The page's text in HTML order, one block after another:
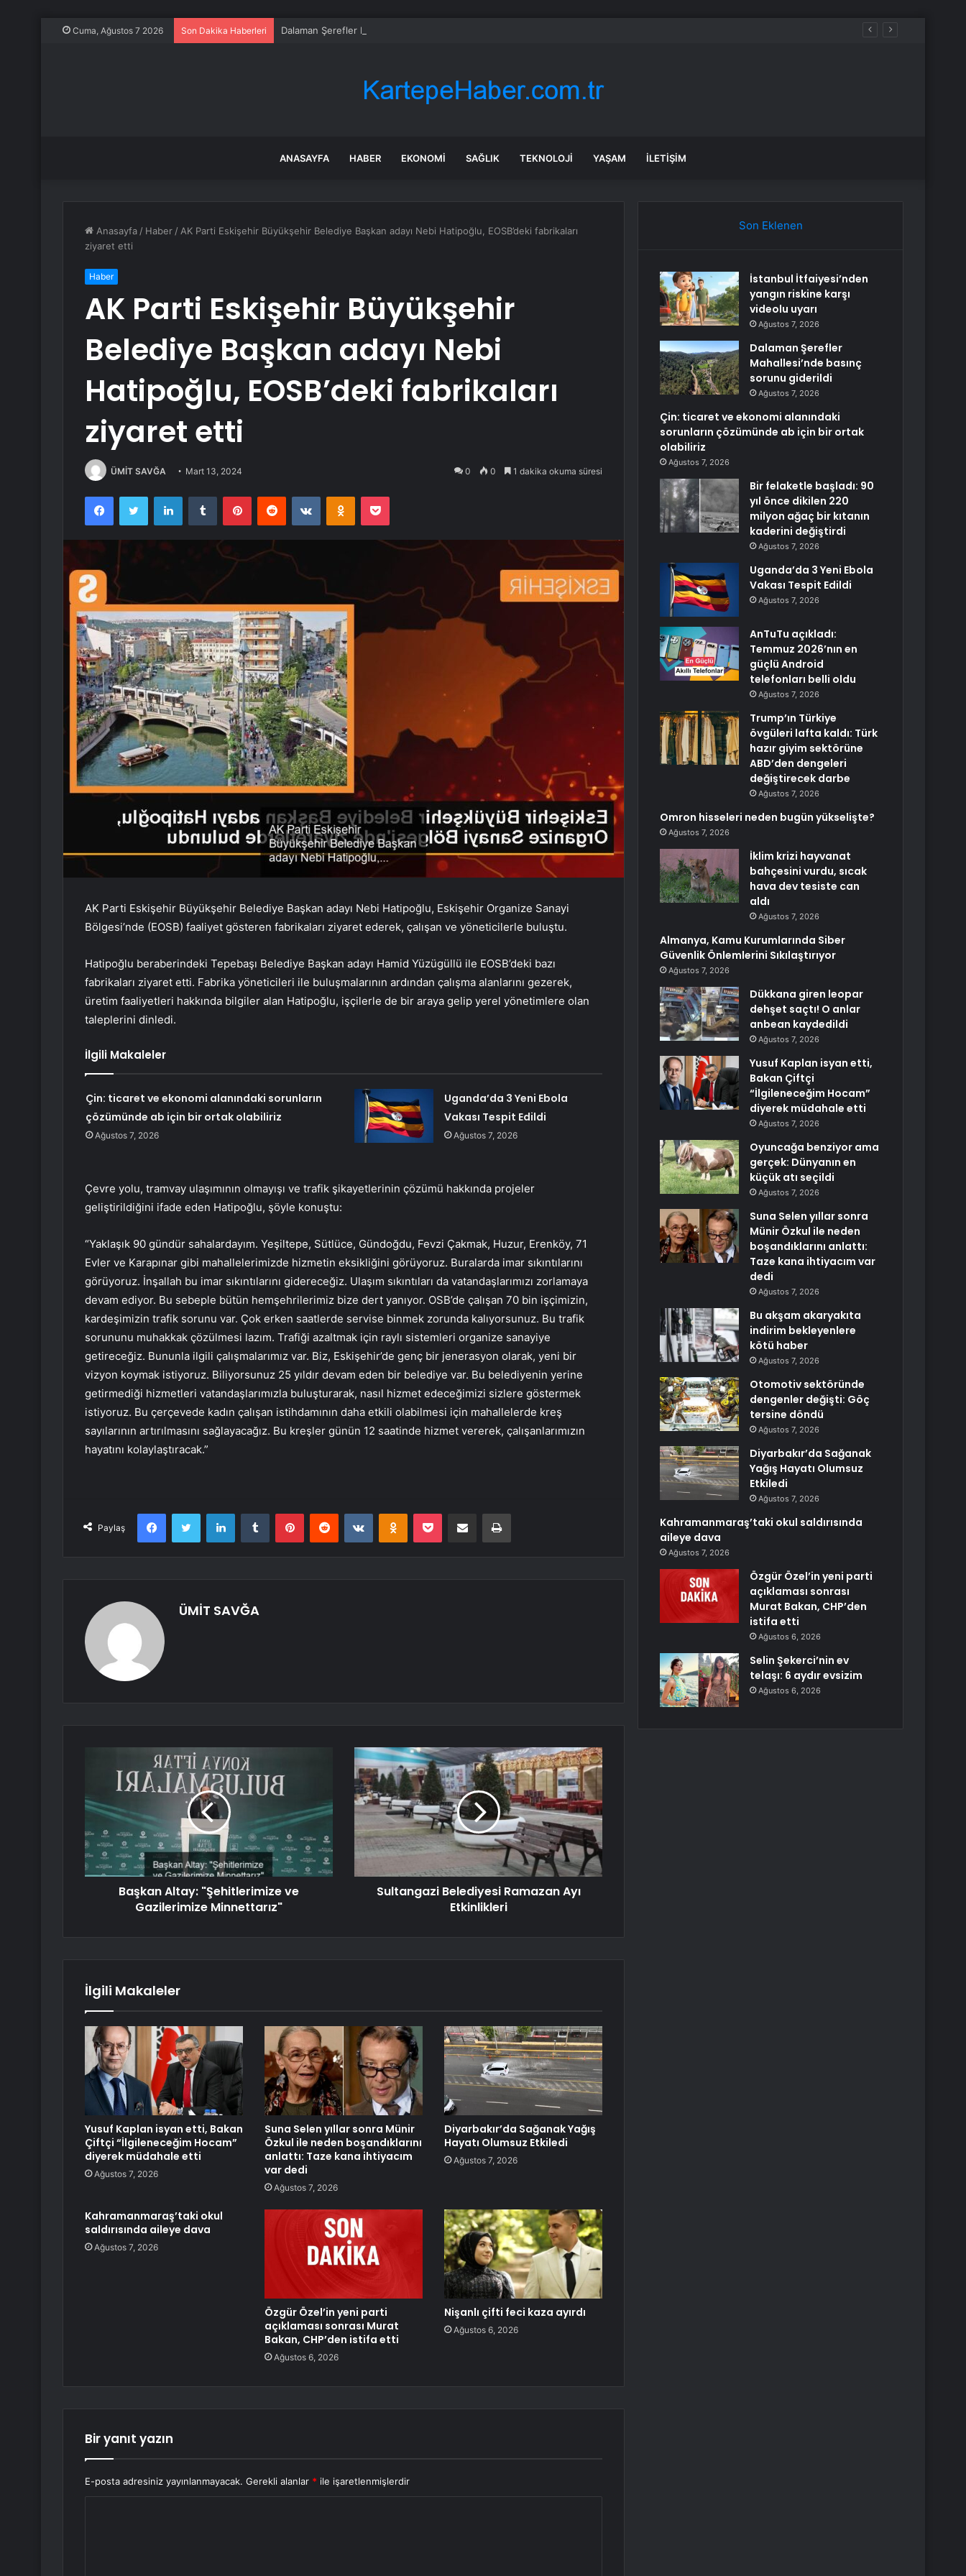
Cuma, Ağustos 7 2026 Son Dakika Haberleri Dalaman Şerefler Mahallesi’nde basınç sorunu giderildi
ANASAYFA HABER EKONOMI SAĞLIK TEKNOLOJI YAŞAM İLETIŞIM
Anasayfa / Haber / AK Parti Eskişehir Büyükşehir Belediye Başkan adayı Nebi Hatipoğlu, EOSB’deki fabrikaları
ziyaret etti
Haber
AK Parti Eskişehir Büyükşehir
Belediye Başkan adayı Nebi
Hatipoğlu, EOSB’deki fabrikaları
ziyaret etti
ÜMİT SAVĞA Mart 13, 2024 0 0 1 dakika okuma süresi
FacebookTwitter LinkedInTumblr PinterestReddit VKontakteOdnoklassniki
Pocket
AK Parti Eskişehir Büyükşehir Belediye Başkan adayı Nebi Hatipoğlu, Eskişehir Organize Sanayi
Bölgesi’nde (EOSB) faaliyet gösteren fabrikaları ziyaret ederek, çalışan ve yöneticilerle buluştu.
Hatipoğlu beraberindeki Tepebaşı Belediye Başkan adayı Hamid Yüzügüllü ile EOSB’deki bazı
fabrikaları ziyaret etti. Fabrika yöneticileri ile buluşmalarının ardından çalışma alanlarını gezerek,
üretim faaliyetleri hakkında bilgiler alan Hatipoğlu, işçilerle de bir araya gelip yerel yönetimlere olan
taleplerini dinledi.
İlgili Makaleler
Çin: ticaret ve ekonomi alanındaki sorunların
çözümünde ab için bir ortak olabiliriz
Ağustos 7, 2026
Uganda’da 3 Yeni Ebola
Vakası Tespit Edildi
Ağustos 7, 2026
Çevre yolu, tramvay ulaşımının olmayışı ve trafik şikayetlerinin çözümü hakkında projeler
geliştirildiğini ifade eden Hatipoğlu, şöyle konuştu:
“Yaklaşık 90 gündür sahalardayım. Yeşiltepe, Sütlüce, Gündoğdu, Fevzi Çakmak, Huzur, Erenköy, 71
Evler ve Karapınar gibi mahallelerimizde hizmetin eksikliğini görüyoruz. Buralarda imar sıkıntılarını
görüyoruz. İnşallah bu imar sıkıntılarını gidereceğiz. Ulaşım sıkıntıları da vatandaşlarımızı zorlamaya
devam ediyor. Bu sebeple bütün hemşehrilerimiz bize dert yanıyor. OSB’de çalışan 70 bin işçimizin,
kardeşimizin trafik sorunu var. Çok erken saatlerde servise binmek zorunda kalıyorsunuz. Bu trafik
sorununu muhakkak çözülmesi lazım. Trafiği azaltmak için raylı sistemleri organize sanayiye
getireceğiz. Bununla ilgili çalışmalarımız var. Biz, Eskişehir’de genç bir jenerasyon olarak, yeni bir
vizyon koymak istiyoruz. Biliyorsunuz 25 yıldır devam eden bir belediye var. Bu belediyenin yerine
getirmediği hizmetleri vatandaşlarımızla buluşturarak, nasıl hizmet edeceğimizi sizlere göstermek
istiyoruz. Bu çerçevede kadın çalışan istihdamının daha etkili olabilmesi için mahallelerde kreş
sayılarının artırılmasını sağlayacağız. Bu kreşler günün 12 saatinde hizmet vererek, çalışanlarımızın
hayatını kolaylaştıracak.”
Paylaş
FacebookTwitter LinkedInTumblr PinterestReddit VKontakteOdnoklassniki
Pocket E-Posta ile paylaş Yazdır
ÜMİT SAVĞA
Başkan Altay: "Şehitlerimize ve
Gazilerimize Minnettarız"
Sultangazi Belediyesi Ramazan Ayı
Etkinlikleri
İlgili Makaleler
Yusuf Kaplan isyan etti, Bakan
Çiftçi “İlgileneceğim Hocam”
diyerek müdahale etti
Ağustos 7, 2026
Suna Selen yıllar sonra Münir
Özkul ile neden boşandıklarını
anlattı: Taze kana ihtiyacım
var dedi
Ağustos 7, 2026
Diyarbakır’da Sağanak Yağış
Hayatı Olumsuz Etkiledi
Ağustos 7, 2026
Kahramanmaraş’taki okul
saldırısında aileye dava
Ağustos 7, 2026
Özgür Özel’in yeni parti
açıklaması sonrası Murat
Bakan, CHP’den istifa etti
Ağustos 6, 2026
Nişanlı çifti feci kaza ayırdı
Ağustos 6, 2026
Bir yanıt yazın
E-posta adresiniz yayınlanmayacak. Gerekli alanlar * ile işaretlenmişlerdir
Son Eklenen
İstanbul İtfaiyesi’nden
yangın riskine karşı
videolu uyarı
Ağustos 7, 2026
Dalaman Şerefler
Mahallesi’nde basınç
sorunu giderildi
Ağustos 7, 2026
Çin: ticaret ve ekonomi alanındaki
sorunların çözümünde ab için bir ortak
olabiliriz
Ağustos 7, 2026
Bir felaketle başladı: 90
yıl önce dikilen 220
milyon ağaç bir kıtanın
kaderini değiştirdi
Ağustos 7, 2026
Uganda’da 3 Yeni Ebola
Vakası Tespit Edildi
Ağustos 7, 2026
AnTuTu açıkladı:
Temmuz 2026’nın en
güçlü Android
telefonları belli oldu
Ağustos 7, 2026
Trump’ın Türkiye
övgüleri lafta kaldı: Türk
hazır giyim sektörüne
ABD’den dengeleri
değiştirecek darbe
Ağustos 7, 2026
Omron hisseleri neden bugün yükselişte?
Ağustos 7, 2026
İklim krizi hayvanat
bahçesini vurdu, sıcak
hava dev tesiste can
aldı
Ağustos 7, 2026
Almanya, Kamu Kurumlarında Siber
Güvenlik Önlemlerini Sıkılaştırıyor
Ağustos 7, 2026
Dükkana giren leopar
dehşet saçtı! O anlar
anbean kaydedildi
Ağustos 7, 2026
Yusuf Kaplan isyan etti,
Bakan Çiftçi
“İlgileneceğim Hocam”
diyerek müdahale etti
Ağustos 7, 2026
Oyuncağa benziyor ama
gerçek: Dünyanın en
küçük atı seçildi
Ağustos 7, 2026
Suna Selen yıllar sonra
Münir Özkul ile neden
boşandıklarını anlattı:
Taze kana ihtiyacım var
dedi
Ağustos 7, 2026
Bu akşam akaryakıta
indirim bekleyenlere
kötü haber
Ağustos 7, 2026
Otomotiv sektöründe
dengenler değişti: Göç
tersine döndü
Ağustos 7, 2026
Diyarbakır’da Sağanak
Yağış Hayatı Olumsuz
Etkiledi
Ağustos 7, 2026
Kahramanmaraş’taki okul saldırısında
aileye dava
Ağustos 7, 2026
Özgür Özel’in yeni parti
açıklaması sonrası
Murat Bakan, CHP’den
istifa etti
Ağustos 6, 2026
Selin Şekerci’nin ev
telaşı: 6 aydır evsizim
Ağustos 6, 2026